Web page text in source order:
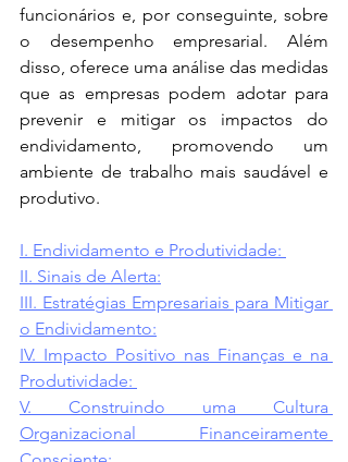
funcionários e, por conseguinte, sobre
o desempenho empresarial. Além
disso, oferece uma análise das medidas
que as empresas podem adotar para
prevenir e mitigar os impactos do
endividamento, promovendo um
ambiente de trabalho mais saudável e
produtivo.
I. Endividamento e Produtividade:
II. Sinais de Alerta:
III. Estratégias Empresariais para Mitigar
o Endividamento:
IV. Impacto Positivo nas Finanças e na
Produtividade:
V. Construindo uma Cultura
Organizacional Financeiramente